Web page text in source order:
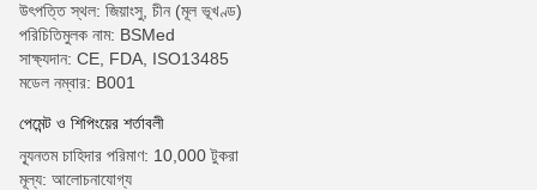
উৎপত্তি স্থল: জিয়াংসু, চীন (মূল ভূখণ্ড)
পরিচিতিমুলক নাম: BSMed
সাক্ষ্যদান: CE, FDA, ISO13485
মডেল নম্বার: B001
পেমেন্ট ও শিপিংয়ের শর্তাবলী
ন্যূনতম চাহিদার পরিমাণ: 10,000 টুকরা
মূল্য: আলোচনাযোগ্য